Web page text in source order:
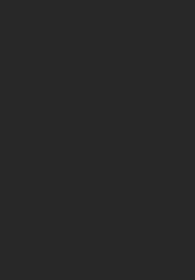
te zien op HBO Max: romantisch
recensies